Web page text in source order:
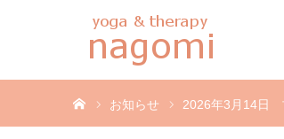
お知らせ 2026年3月14日